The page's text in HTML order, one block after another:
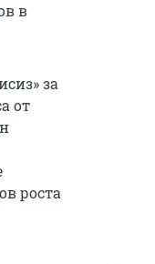
в
за
от
роста